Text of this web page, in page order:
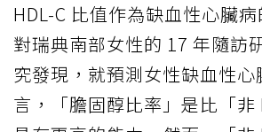
HDL-C 比值作為缺血性心臟病
對瑞典南部女性的 17 年隨訪
究發現，就預測女性缺血性心
言，「膽固醇比率」是比「非